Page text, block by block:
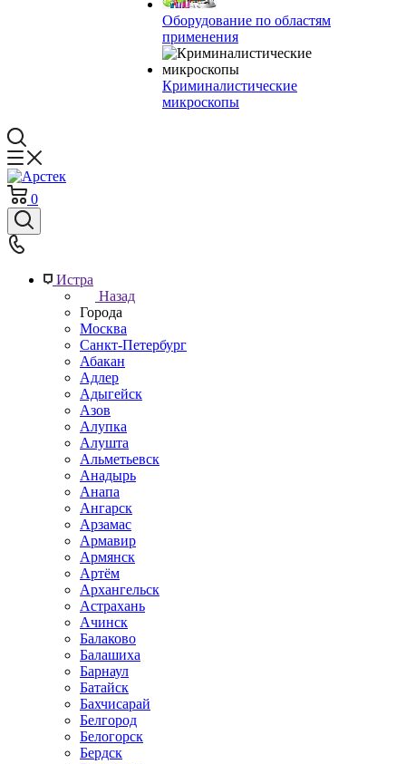
Оборудование по областям
применения
Криминалистические
микроскопы
0
Истра
Назад
Города
Москва
Санкт-Петербург
Абакан
Адлер
Адыгейск
Азов
Алупка
Алушта
Альметьевск
Анадырь
Анапа
Ангарск
Арзамас
Армавир
Армянск
Артём
Архангельск
Астрахань
Ачинск
Балаково
Балашиха
Барнаул
Батайск
Бахчисарай
Белгород
Белогорск
Бердск